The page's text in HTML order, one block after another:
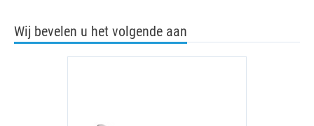
Wij bevelen u het volgende aan